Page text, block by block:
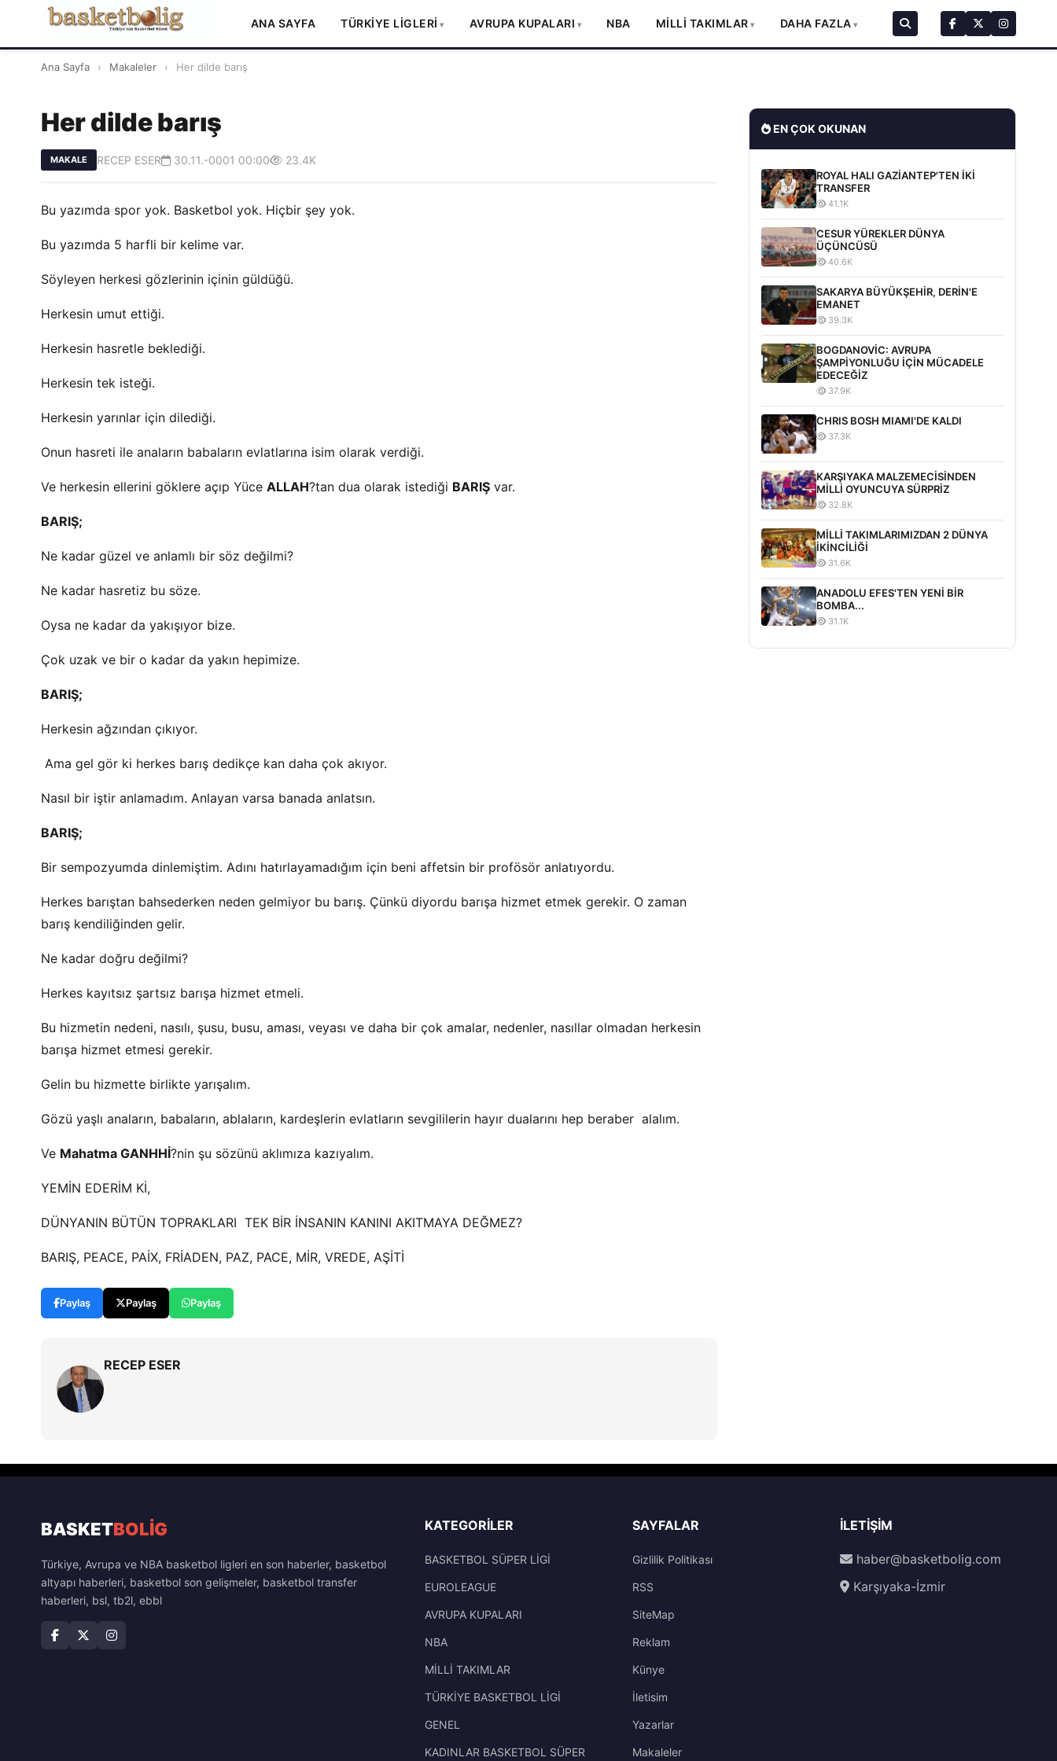
ANA SAYFA TÜRKİYE LİGLERİ AVRUPA KUPALARI NBA MİLLİ TAKIMLAR DAHA FAZLA
Ana Sayfa › Makaleler › Her dilde barış
Her dilde barış
MAKALE RECEP ESER 30.11.-0001 00:00 23.4K
Bu yazımda spor yok. Basketbol yok. Hiçbir şey yok.
Bu yazımda 5 harfli bir kelime var.
Söyleyen herkesi gözlerinin içinin güldüğü.
Herkesin umut ettiği.
Herkesin hasretle beklediği.
Herkesin tek isteği.
Herkesin yarınlar için dilediği.
Onun hasreti ile anaların babaların evlatlarına isim olarak verdiği.
Ve herkesin ellerini göklere açıp Yüce ALLAH?tan dua olarak istediği BARIŞ var.
BARIŞ;
Ne kadar güzel ve anlamlı bir söz değilmi?
Ne kadar hasretiz bu söze.
Oysa ne kadar da yakışıyor bize.
Çok uzak ve bir o kadar da yakın hepimize.
BARIŞ;
Herkesin ağzından çıkıyor.
Ama gel gör ki herkes barış dedikçe kan daha çok akıyor.
Nasıl bir iştir anlamadım. Anlayan varsa banada anlatsın.
BARIŞ;
Bir sempozyumda dinlemiştim. Adını hatırlayamadığım için beni affetsin bir profösör anlatıyordu.
Herkes barıştan bahsederken neden gelmiyor bu barış. Çünkü diyordu barışa hizmet etmek gerekir. O zaman
barış kendiliğinden gelir.
Ne kadar doğru değilmi?
Herkes kayıtsız şartsız barışa hizmet etmeli.
Bu hizmetin nedeni, nasılı, şusu, busu, aması, veyası ve daha bir çok amalar, nedenler, nasıllar olmadan herkesin
barışa hizmet etmesi gerekir.
Gelin bu hizmette birlikte yarışalım.
Gözü yaşlı anaların, babaların, ablaların, kardeşlerin evlatların sevgililerin hayır dualarını hep beraber alalım.
Ve Mahatma GANHHİ?nin şu sözünü aklımıza kazıyalım.
YEMİN EDERİM Kİ,
DÜNYANIN BÜTÜN TOPRAKLARI TEK BİR İNSANIN KANINI AKITMAYA DEĞMEZ?
BARIŞ, PEACE, PAİX, FRİADEN, PAZ, PACE, MİR, VREDE, AŞİTİ
Paylaş Paylaş Paylaş
RECEP ESER
EN ÇOK OKUNAN
ROYAL HALI GAZİANTEP'TEN İKİ
TRANSFER
41.1K
CESUR YÜREKLER DÜNYA
ÜÇÜNCÜSÜ
40.6K
SAKARYA BÜYÜKŞEHİR, DERİN'E
EMANET
39.3K
BOGDANOVİC: AVRUPA
ŞAMPİYONLUĞU İÇİN MÜCADELE
EDECEĞİZ
37.9K
CHRIS BOSH MIAMI'DE KALDI
37.3K
KARŞIYAKA MALZEMECİSİNDEN
MİLLİ OYUNCUYA SÜRPRİZ
32.8K
MİLLİ TAKIMLARIMIZDAN 2 DÜNYA
İKİNCİLİĞİ
31.6K
ANADOLU EFES'TEN YENİ BİR
BOMBA...
31.1K
BASKETBOLİG
Türkiye, Avrupa ve NBA basketbol ligleri en son haberler, basketbol
altyapı haberleri, basketbol son gelişmeler, basketbol transfer
haberleri, bsl, tb2l, ebbl
KATEGORILER
BASKETBOL SÜPER LİGİ
EUROLEAGUE
AVRUPA KUPALARI
NBA
MİLLİ TAKIMLAR
TÜRKİYE BASKETBOL LİGİ
GENEL
KADINLAR BASKETBOL SÜPER
SAYFALAR
Gizlilik Politikası
RSS
SiteMap
Reklam
Künye
İletisim
Yazarlar
Makaleler
İLETIŞIM
haber@basketbolig.com
Karşıyaka-İzmir